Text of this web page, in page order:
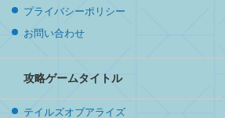
プライバシーポリシー
お問い合わせ
攻略ゲームタイトル
テイルズオブアライズ